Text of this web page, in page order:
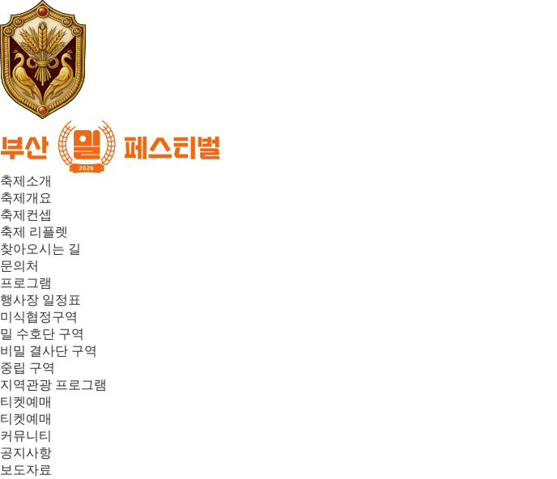
축제소개
축제개요
축제컨셉
축제 리플렛
찾아오시는 길
문의처
프로그램
행사장 일정표
미식협정구역
밀 수호단 구역
비밀 결사단 구역
중립 구역
지역관광 프로그램
티켓예매
티켓예매
커뮤니티
공지사항
보도자료